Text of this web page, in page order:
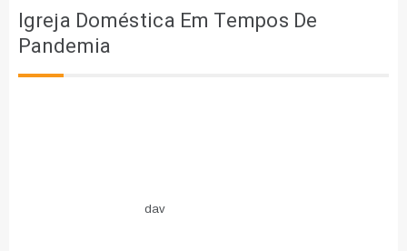
Igreja Doméstica Em Tempos De
Pandemia
dav